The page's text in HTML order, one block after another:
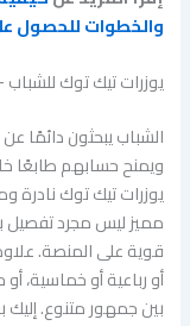
والخطوات للحصول
يوزرات تيك توك
الشباب يبحثون دائمًا
ويمنح حسابهم طابعًا
يوزرات تيك توك نادرة
مميز ليس مجرد
قوية على المنصة.
أو رباعية أو خماسية،
بين جمهور متنوع.